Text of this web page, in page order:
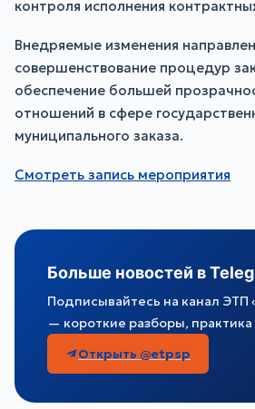
контроля исполнения
Внедряемые изменения
совершенствование процедур
обеспечение большей
отношений в сфере
муниципального заказа.
Смотреть запись мероприятия
Больше новостей в
Подписывайтесь на канал ЭТП
— короткие разборы, практика
Открыть @etpsp